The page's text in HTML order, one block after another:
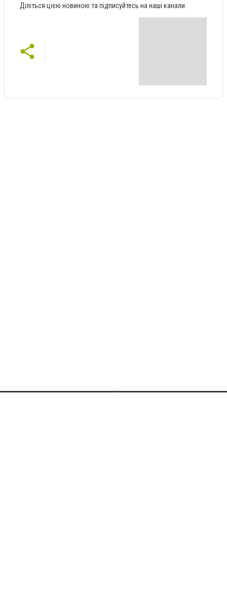
Діліться цією новиною та підписуйтесь на наші канали